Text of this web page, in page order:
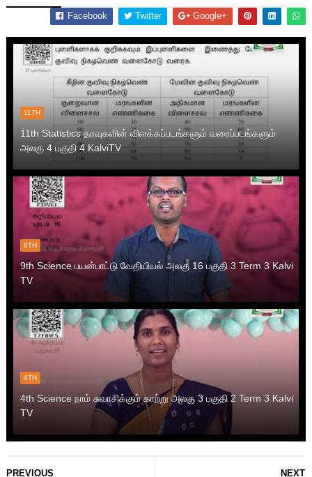
Facebook Twitter Google+
11TH
11th Statistics தரவுகளின் விளக்கப்படங்களும் வரைப்படங்களும்
அலகு 4 பகுதி 4 KalviTV
9TH
9th Science பயன்பாட்டு வேதியியல் அலகு 16 பகுதி 3 Term 3 Kalvi
TV
4TH
4th Science நாம் சுவாசிக்கும் காற்று அலகு 3 பகுதி 2 Term 3 Kalvi
TV
NEXT
PREVIOUS